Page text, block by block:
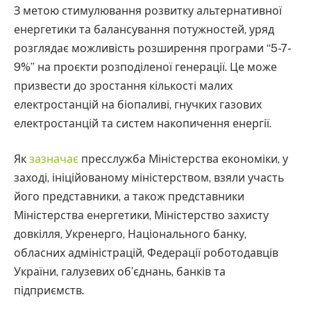
З метою стимулювання розвитку альтернативної
енергетики та балансування потужностей, уряд
розглядає можливість розширення програми “5-7-
9%” на проєкти розподіленої генерації. Це може
призвести до зростання кількості малих
електростанцій на біопаливі, гнучких газових
електростанцій та систем накопичення енергії.
Як зазначає пресслужба Міністерства економіки, у
заході, ініційованому міністерством, взяли участь
його представники, а також представники
Міністерства енергетики, Міністерство захисту
довкілля, Укренерго, Національного банку,
обласних адміністрацій, Федерації роботодавців
України, галузевих об’єднань, банків та
підприємств.